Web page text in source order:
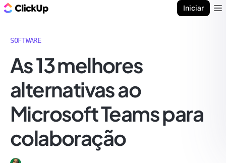
Iniciar
SOFTWARE
As 13 melhores
alternativas ao
Microsoft Teams para
colaboração